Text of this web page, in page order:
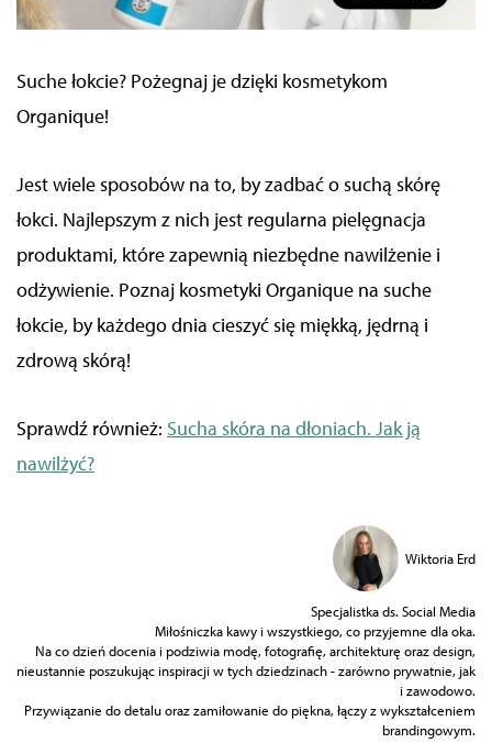
Suche łokcie? Pożegnaj je dzięki kosmetykom
Organique!
Jest wiele sposobów na to, by zadbać o suchą skórę
łokci. Najlepszym z nich jest regularna pielęgnacja
produktami, które zapewnią niezbędne nawilżenie i
odżywienie. Poznaj kosmetyki Organique na suche
łokcie, by każdego dnia cieszyć się miękką, jędrną i
zdrową skórą!
Sprawdź również: Sucha skóra na dłoniach. Jak ją
nawilżyć?
Wiktoria Erd
Specjalistka ds. Social Media
Miłośniczka kawy i wszystkiego, co przyjemne dla oka.
Na co dzień docenia i podziwia modę, fotografię, architekturę oraz design,
nieustannie poszukując inspiracji w tych dziedzinach - zarówno prywatnie, jak
i zawodowo.
Przywiązanie do detalu oraz zamiłowanie do piękna, łączy z wykształceniem
brandingowym.